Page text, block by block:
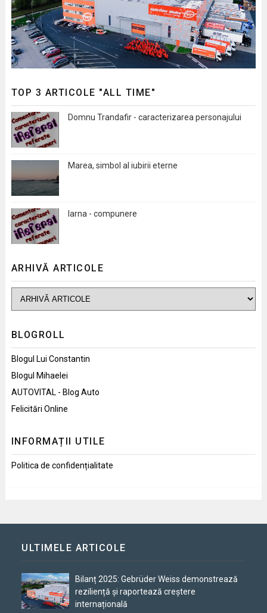
TOP 3 ARTICOLE "ALL TIME"
Domnu Trandafir - caracterizarea personajului
Marea, simbol al iubirii eterne
Iarna - compunere
ARHIVĂ ARTICOLE
BLOGROLL
Blogul Lui Constantin
Blogul Mihaelei
AUTOVITAL - Blog Auto
Felicitări Online
INFORMAȚII UTILE
Politica de confidențialitate
ULTIMELE ARTICOLE
Bilanț 2025: Gebrüder Weiss demonstrează
reziliență și raportează creștere
internațională